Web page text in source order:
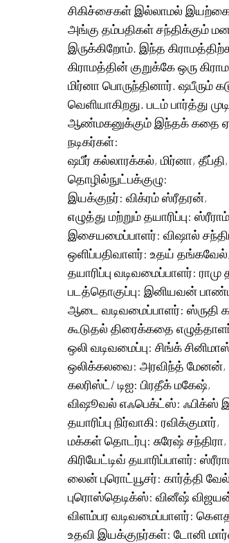
சிகிச்சைகள் இல்லாமல்
அங்கு தம்பதிகள் சந்திக்கும்
இருக்கிறோம். இந்த
கிராமத்தின் குறுக்கே ஒரு
மிர்னா பொருந்தினார். ஷபீரும்
வெளியாகிறது. படம் பார்த்து
ஆண்மகனுக்கும் இந்தக் கதை
நடிகர்கள்:
ஷபீர் கல்லாரக்கல், மிர்னா,
தொழில்நுட்பக்குழு:
இயக்குநர்: விக்ரம் ஸ்ரீதரன்,
எழுத்து மற்றும் தயாரிப்பு:
இசையமைப்பாளர்: விஷால்
ஒளிப்பதிவாளர்: உதய் தங்கவேல்,
தயாரிப்பு வடிவமைப்பாளர்:
படத்தொகுப்பு: இனியவன்
ஆடை வடிவமைப்பாளர்:
கூடுதல் திரைக்கதை
ஒலி வடிவமைப்பு: சிங்க்
ஒலிக்கலவை: அரவிந்த் மேனன்,
கலரிஸ்ட்/ டிஐ: பிரதீக் மகேஷ்,
விஷூவல் எஃபெக்ட்ஸ்: ஃபிக்ஸ்
தயாரிப்பு நிர்வாகி: ரவிக்குமார்,
மக்கள் தொடர்பு: சுரேஷ் சந்திரா,
கிரியேட்டிவ் தயாரிப்பாளர்:
லைன் புரொட்யூசர்: கார்த்தி
புரொஸ்தெடிக்ஸ்: வினீஷ்
விளம்பர வடிவமைப்பாளர்:
உதவி இயக்குநர்கள்: டோனி